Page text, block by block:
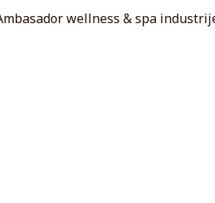
wellness & spa